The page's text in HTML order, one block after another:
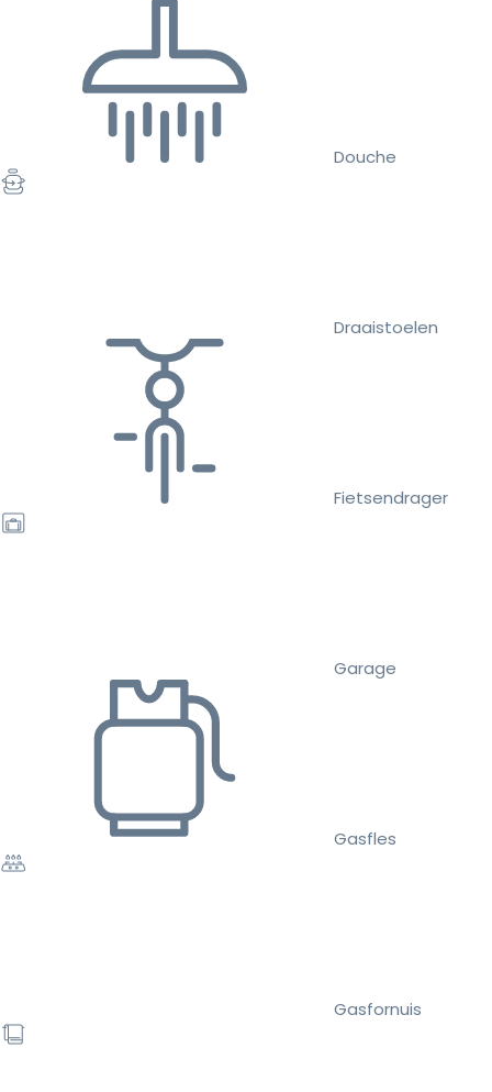
Douche
Draaistoelen
Fietsendrager
Garage
Gasfles
Gasfornuis